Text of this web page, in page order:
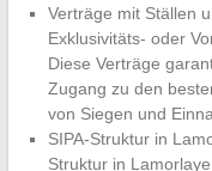
Verträge mit Ställen
Exklusivitäts- oder
Diese Verträge
Zugang zu den
von Siegen und
SIPA-Struktur in
Struktur in